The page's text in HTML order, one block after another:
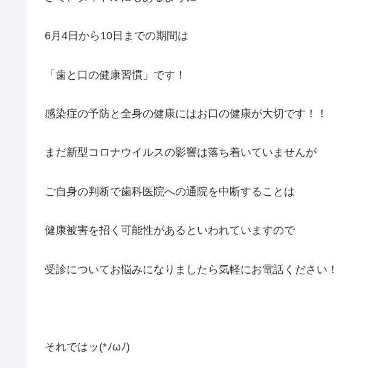
6月4日から10日までの期間は
「歯と口の健康習慣」です！
感染症の予防と全身の健康にはお口の健康が大切です！！
まだ新型コロナウイルスの影響は落ち着いていませんが
ご自身の判断で歯科医院への通院を中断することは
健康被害を招く可能性があるといわれていますので
受診についてお悩みになりましたら気軽にお電話ください！
それではッ(*ﾉωﾉ)